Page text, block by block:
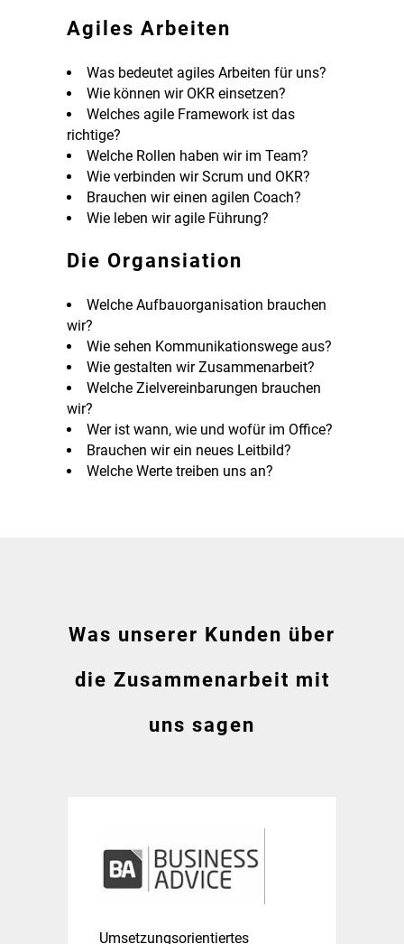
Agiles Arbeiten
Was bedeutet agiles Arbeiten für uns?
Wie können wir OKR einsetzen?
Welches agile Framework ist das
richtige?
Welche Rollen haben wir im Team?
Wie verbinden wir Scrum und OKR?
Brauchen wir einen agilen Coach?
Wie leben wir agile Führung?
Die Organsiation
Welche Aufbauorganisation brauchen
wir?
Wie sehen Kommunikationswege aus?
Wie gestalten wir Zusammenarbeit?
Welche Zielvereinbarungen brauchen
wir?
Wer ist wann, wie und wofür im Office?
Brauchen wir ein neues Leitbild?
Welche Werte treiben uns an?
Was unserer Kunden über
die Zusammenarbeit mit
uns sagen
Umsetzungsorientiertes